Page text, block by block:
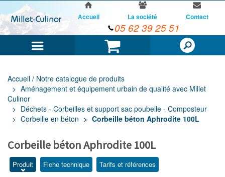
Panier
Accueil La société Contact
05 62 39 25 51
Accueil / Notre catalogue de produits
Aménagement et équipement urbain de qualité avec Millet
Culinor
Déchets - Corbeilles et support sac poubelle - Composteur
Corbeille en béton
Corbeille béton Aphrodite 100L
Corbeille béton Aphrodite 100L
Produit Fiche technique Tarifs et références